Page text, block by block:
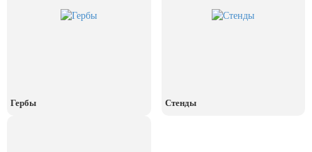
День рыбака (второе воскресенье
2 августа, День ВДВ
Гербы Стенды